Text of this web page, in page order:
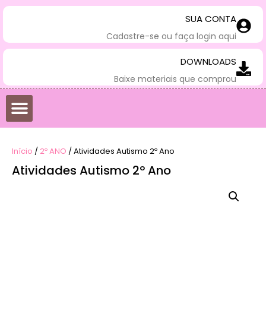
SUA CONTA
Cadastre-se ou faça login aqui
DOWNLOADS
Baixe materiais que comprou
Início /2º ANO / Atividades Autismo 2º Ano
Atividades Autismo 2º Ano